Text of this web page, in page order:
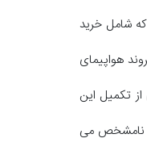
شامل خرید
هوایی ترکیه در حال حاضر حدود ۲۴۰ فروند هواپیمای اف-۱۶ و ده ها جنگنده اف-۴ فانتوم در اختیار دارد. آنکارا به دنبال خرید ۴۰ فروند هواپیمای
برای جلوگیری از تکمیل این
نامشخص می